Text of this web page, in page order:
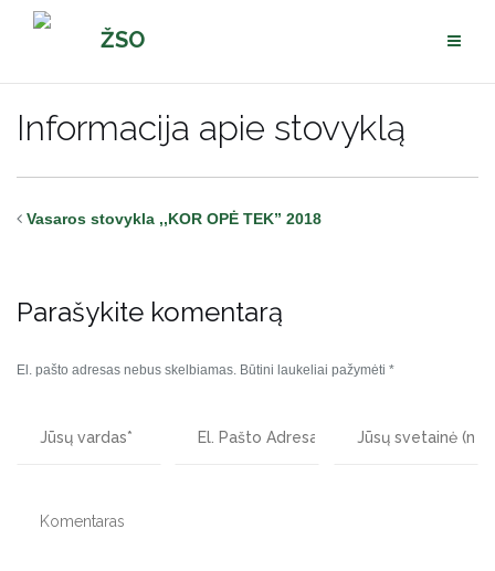
Pereiti
ŽSO
Informacija apie stovyklą
Vasaros stovykla ,,KOR OPĖ TEK” 2018
Parašykite komentarą
El. pašto adresas nebus skelbiamas. Būtini laukeliai pažymėti *